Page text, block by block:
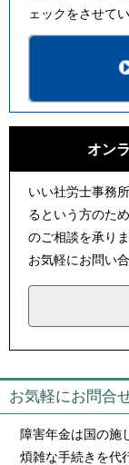
ェックをさせて
オン
いい社労士事務
るという方のた
のご相談を承りま
お気軽にお問い
お気軽にお問合
障害年金は国の施
煩雑な手続きを代